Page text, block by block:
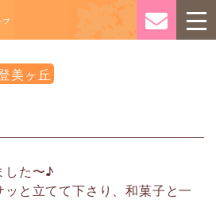
美ヶ丘
した〜♪
と立てて下さり、和菓子と一